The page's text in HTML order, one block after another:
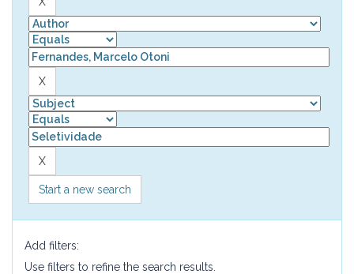
Start a new search
Add filters:
Use filters to refine the search results.